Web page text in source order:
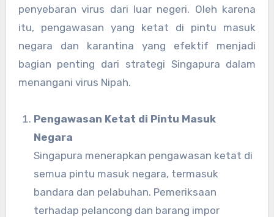
penyebaran virus dari luar negeri. Oleh karena
itu, pengawasan yang ketat di pintu masuk
negara dan karantina yang efektif menjadi
bagian penting dari strategi Singapura dalam
menangani virus Nipah.
Pengawasan Ketat di Pintu Masuk
Negara
Singapura menerapkan pengawasan ketat di
semua pintu masuk negara, termasuk
bandara dan pelabuhan. Pemeriksaan
terhadap pelancong dan barang impor